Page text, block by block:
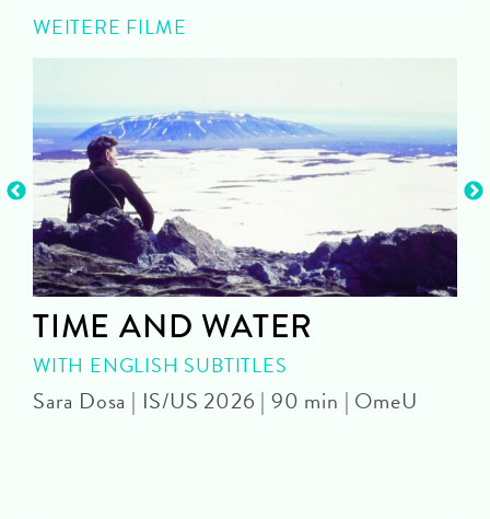
WEITERE FILME
TIME AND WATER
WITH ENGLISH SUBTITLES
Sara Dosa | IS/US 2026 | 90 min | OmeU